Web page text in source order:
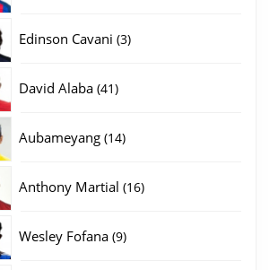
Edinson Cavani 33
David Alaba 4141
Aubameyang 1414
Anthony Martial 1616
Wesley Fofana 99